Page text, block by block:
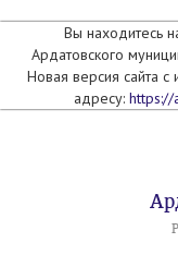
Вы находитесь
Ардатовского
Новая версия сайта
адресу: https://